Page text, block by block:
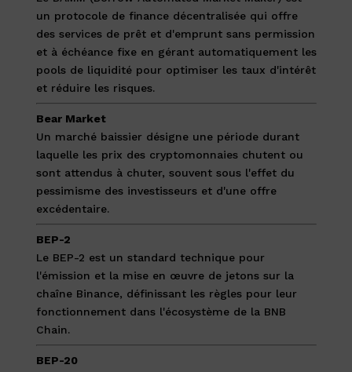
un protocole de finance décentralisée qui offre
des services de prêt et d'emprunt sans permission
et à échéance fixe en gérant automatiquement les
pools de liquidité pour optimiser les taux d'intérêt
et réduire les risques.
Bear Market
Un marché baissier désigne une période durant
laquelle les prix des cryptomonnaies chutent ou
sont attendus à chuter, souvent sous l'effet du
pessimisme des investisseurs et d'une offre
excédentaire.
BEP-2
Le BEP-2 est un standard technique pour
l'émission et la mise en œuvre de jetons sur la
chaîne Binance, définissant les règles pour leur
fonctionnement dans l'écosystème de la BNB
Chain.
BEP-20